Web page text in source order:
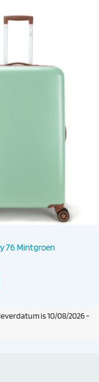
76 Mintgroen
is 10/08/2026 -